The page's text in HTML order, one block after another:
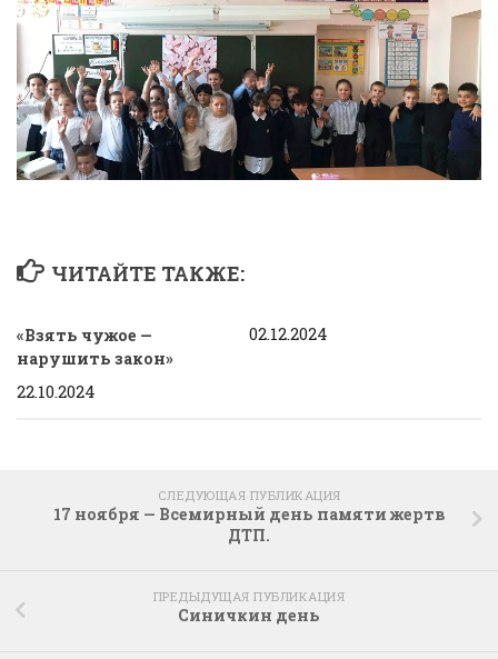
ЧИТАЙТЕ ТАКЖЕ:
«Взять чужое —
нарушить закон»
22.10.2024
02.12.2024
СЛЕДУЮЩАЯ ПУБЛИКАЦИЯ
17 ноября — Всемирный день памяти жертв
ДТП.
ПРЕДЫДУЩАЯ ПУБЛИКАЦИЯ
Синичкин день